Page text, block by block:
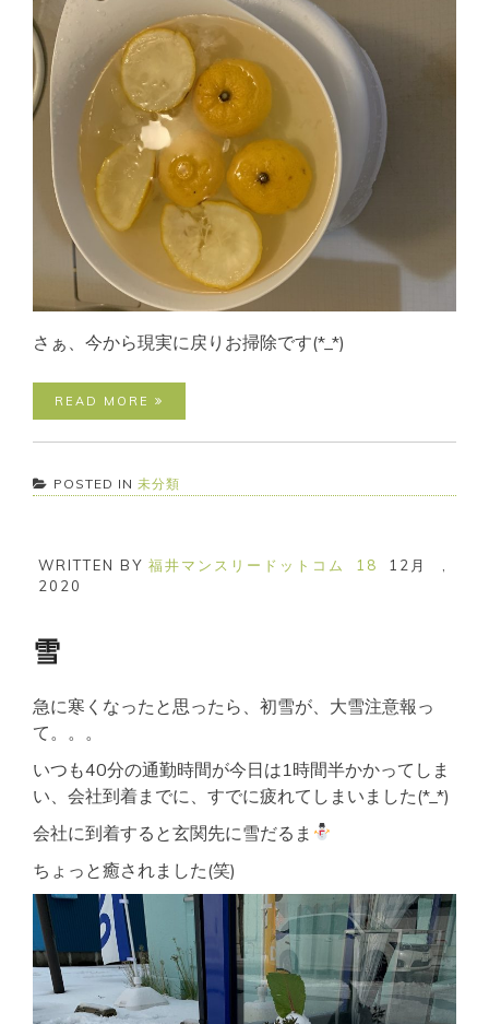
さぁ、今から現実に戻りお掃除です(*_*)
READ MORE
POSTED IN 未分類
WRITTEN BY 福井マンスリードットコム 18 12月
2020
雪
急に寒くなったと思ったら、初雪が、大雪注意報っ
て。。。
いつも40分の通勤時間が今日は1時間半かかってしま
い、会社到着までに、すでに疲れてしまいました(*_*)
会社に到着すると玄関先に雪だるま
ちょっと癒されました(笑)